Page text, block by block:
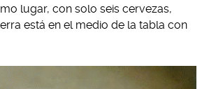
lugar, con solo seis cervezas,
está en el medio de la tabla con